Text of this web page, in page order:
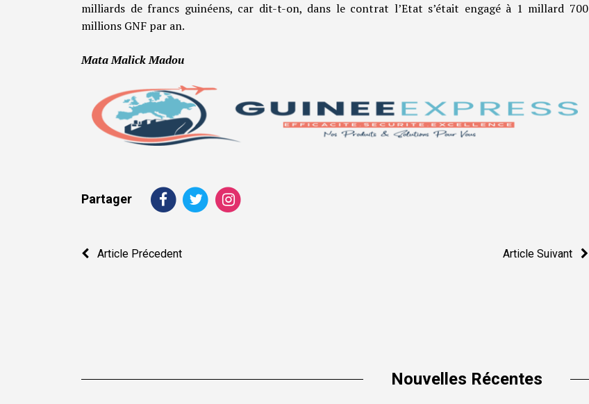
milliards de francs guinéens, car dit-t-on, dans le contrat l’Etat s’était engagé à 1 millard 700
millions GNF par an.
Mata Malick Madou
Partager
Navigation
Article Précedent Article Suivant
Nouvelles Récentes